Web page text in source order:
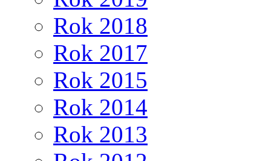
Rok 2018
Rok 2017
Rok 2015
Rok 2014
Rok 2013